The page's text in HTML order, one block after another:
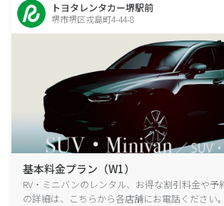
トヨタレンタカー堺駅前
堺市堺区戎島町4-44-8
基本料金プラン（W1）
RV・ミニバンのレンタル、お得な割引料金や予
の詳細は、こちらから各店舗にお電話ください。